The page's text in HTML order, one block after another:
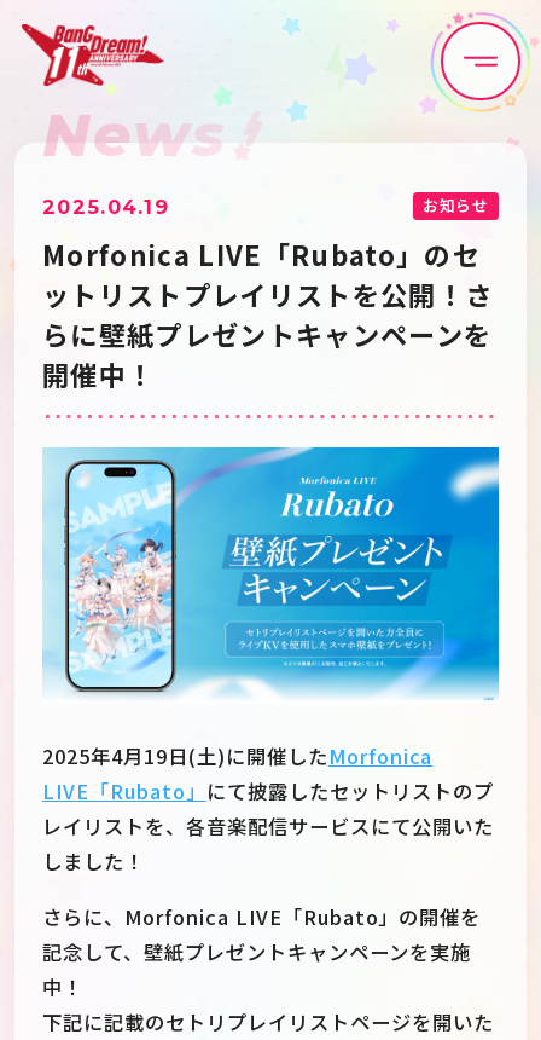
Home News
Live•Event Discography
Artist Anime
Game
Schedule About
Goods
News
2025.04.19 お知らせ
Morfonica LIVE「Rubato」のセ
ットリストプレイリストを公開！さ
らに壁紙プレゼントキャンペーンを
開催中！
2025年4月19日(土)に開催したMorfonica
LIVE「Rubato」 にて披露したセットリストのプ
レイリストを、各音楽配信サービスにて公開いた
しました！
さらに、Morfonica LIVE「Rubato」の開催を
記念して、壁紙プレゼントキャンペーンを実施
中！
下記に記載のセトリプレイリストページを開いた